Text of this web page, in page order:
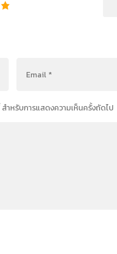
ำหรับการแสดงความเห็นครั้งถัดไป